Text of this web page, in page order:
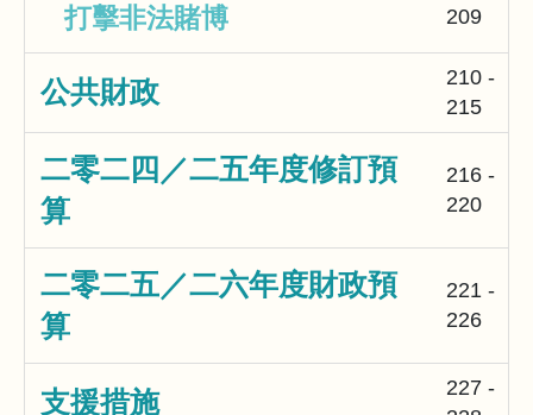
打擊非法賭博 209
公共財政
210 -
215
二零二四／二五年度修訂預
算
216 -
220
二零二五／二六年度財政預
算
221 -
226
支援措施
227 -